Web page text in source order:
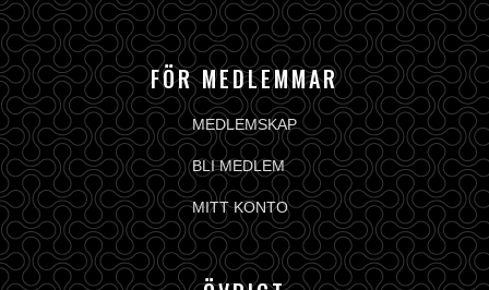
FÖR MEDLEMMAR
MEDLEMSKAP
BLI MEDLEM
MITT KONTO